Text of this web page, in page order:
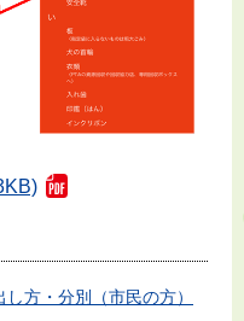
し方・分別（市民の方）